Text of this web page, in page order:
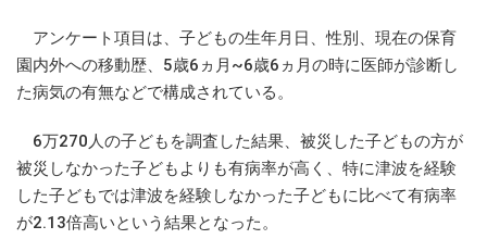
アンケート項目は、子どもの生年月日、性別、現在の保育
園内外への移動歴、5歳6ヵ月~6歳6ヵ月の時に医師が診断し
た病気の有無などで構成されている。
6万270人の子どもを調査した結果、被災した子どもの方が
被災しなかった子どもよりも有病率が高く、特に津波を経験
した子どもでは津波を経験しなかった子どもに比べて有病率
が2.13倍高いという結果となった。